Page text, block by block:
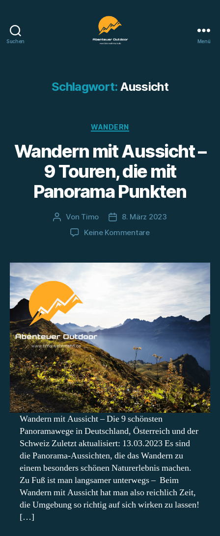
Suchen Menü
Schlagwort: Aussicht
Kategorien
WANDERN
Wandern mit Aussicht –
9 Touren, die mit
Panorama Punkten
Beitragsautor
Von Timo Beitragsdatum
8. März 2023
Keine Kommentarezu
Aussicht
mit
Panorama
Punkten
Wandern mit Aussicht – Die 9 schönsten
Panoramawege in Deutschland, Österreich und der
Schweiz Zuletzt aktualisiert: 13.03.2023 Es sind
die Panorama-Aussichten, die das Wandern zu
einem besonders schönen Naturerlebnis machen.
Zu Fuß ist man langsamer unterwegs – Beim
Wandern mit Aussicht hat man also reichlich Zeit,
die Umgebung so richtig auf sich wirken zu lassen!
[…]